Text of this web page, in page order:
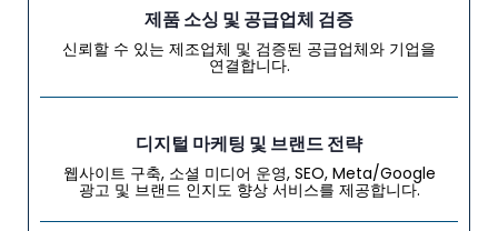
제품 소싱 및 공급업체 검증
신뢰할 수 있는 제조업체 및 검증된 공급업체와 기업을
연결합니다.
디지털 마케팅 및 브랜드 전략
웹사이트 구축, 소셜 미디어 운영, SEO, Meta/Google
광고 및 브랜드 인지도 향상 서비스를 제공합니다.